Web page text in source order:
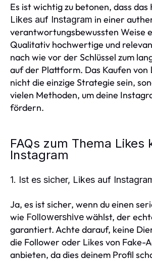
Es ist wichtig zu betonen, dass das
Likes auf Instagram in einer
verantwortungsbewussten Weise
Qualitativ hochwertige und
nach wie vor der Schlüssel zum
auf der Plattform. Das Kaufen von
nicht die einzige Strategie sein,
vielen Methoden, um deine
fördern.
FAQs zum Thema Likes
Instagram
1. Ist es sicher, Likes auf
Ja, es ist sicher, wenn du einen
wie Followershivewählst, der
garantiert. Achte darauf, keine
die Follower oder Likes von Fake-
anbieten, da dies deinem Profil